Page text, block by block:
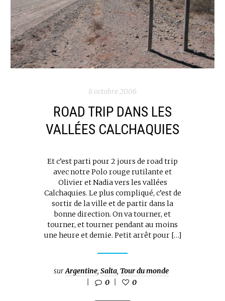
8 octobre 2006
ROAD TRIP DANS LES
VALLÉES CALCHAQUIES
Et c’est parti pour 2 jours de road trip
avec notre Polo rouge rutilante et
Olivier et Nadia vers les vallées
Calchaquies. Le plus compliqué, c’est de
sortir de la ville et de partir dans la
bonne direction. On va tourner, et
tourner, et tourner pendant au moins
une heure et demie. Petit arrêt pour […]
surArgentine, Salta, Tour du monde
0
0